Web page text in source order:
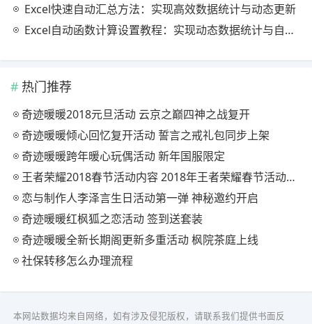
Excel快速自动汇总方法：实现高效数据统计与动态更新
Excel自动函数计算设置教程：实现动态数据统计与自动更新
热门推荐
奇迹暖暖2018元旦活动 云京之巅四神之战复开
奇迹暖暖倾心回忆复开活动 誓言之戒礼包同步上架
奇迹暖暖跨年暖心玩偶活动 新年国服限定
王者荣耀2018春节活动内容 2018年王者荣耀春节活动大全
恋与制作人李泽言生日活动第一弹 神秘邀约开启
奇迹暖暖红枫狐之恋活动 签到送套装
奇迹暖暖全新长期阁更新多重活动 枫院茶庭上线
社保转移怎么办理流程
本网站数据均来自网络，如有涉及侵犯版权，请联系我们提供书面反